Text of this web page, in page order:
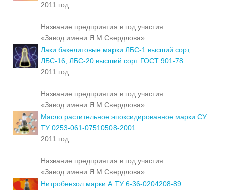
2011 год
Название предприятия в год участия:
«Завод имени Я.М.Свердлова»
Лаки бакелитовые марки ЛБС-1 высший сорт,
ЛБС-16, ЛБС-20 высший сорт ГОСТ 901-78
2011 год
Название предприятия в год участия:
«Завод имени Я.М.Свердлова»
Масло растительное эпоксидированное марки СУ
ТУ 0253-061-07510508-2001
2011 год
Название предприятия в год участия:
«Завод имени Я.М.Свердлова»
Нитробензол марки А ТУ 6-36-0204208-89